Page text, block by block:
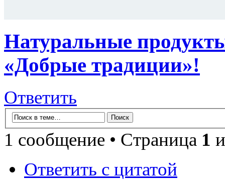
Натуральные
«Добрые традиции»!
Ответить
1 сообщение • Страница 1
Ответить с цитатой